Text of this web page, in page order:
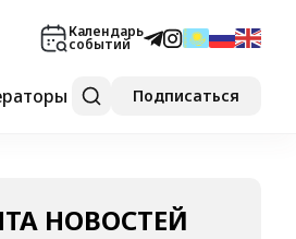
Календарь
событий
Подписаться
НОВОСТЕЙ